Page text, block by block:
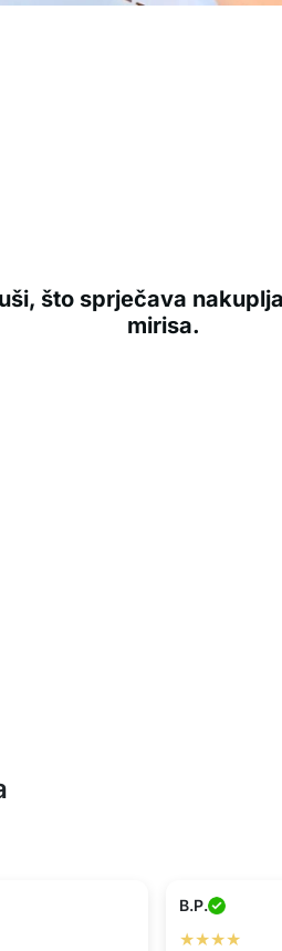
što sprječava
mirisa.
B.P.
★★★★